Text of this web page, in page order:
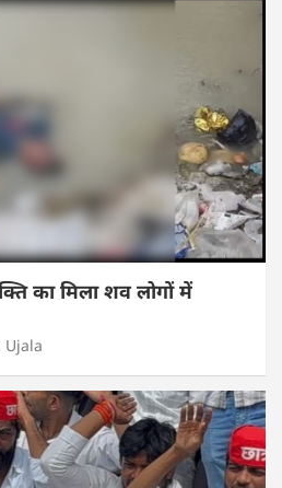
का मिला शव लोगों में
Ujala